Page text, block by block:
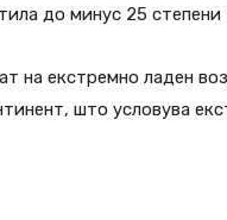
до минус 25 степени
на екстремно ладен
што условува